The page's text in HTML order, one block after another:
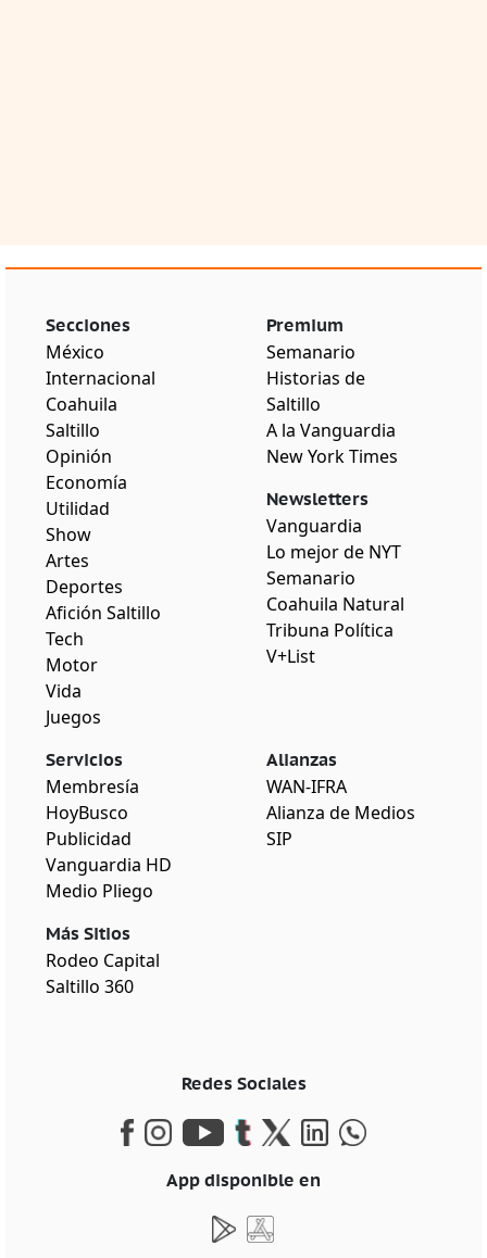
Secciones
México
Internacional
Coahuila
Saltillo
Opinión
Economía
Utilidad
Show
Artes
Deportes
Afición Saltillo
Tech
Motor
Vida
Juegos
Premium
Semanario
Historias de
Saltillo
A la Vanguardia
New York Times
Newsletters
Vanguardia
Lo mejor de NYT
Semanario
Coahuila Natural
Tribuna Política
V+List
Servicios
Membresía
HoyBusco
Publicidad
Vanguardia HD
Medio Pliego
Más Sitios
Rodeo Capital
Saltillo 360
Alianzas
WAN-IFRA
Alianza de Medios
SIP
Redes Sociales
App disponible en